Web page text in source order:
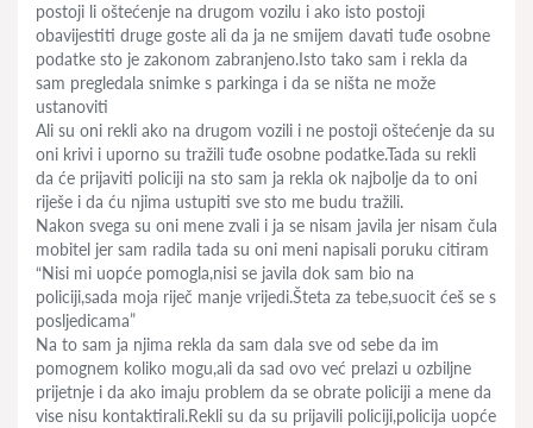
postoji li oštećenje na drugom vozilu i ako isto postoji
obavijestiti druge goste ali da ja ne smijem davati tuđe osobne
podatke sto je zakonom zabranjeno.Isto tako sam i rekla da
sam pregledala snimke s parkinga i da se ništa ne može
ustanoviti
Ali su oni rekli ako na drugom vozili i ne postoji oštećenje da su
oni krivi i uporno su tražili tuđe osobne podatke.Tada su rekli
da će prijaviti policiji na sto sam ja rekla ok najbolje da to oni
riješe i da ću njima ustupiti sve sto me budu tražili.
Nakon svega su oni mene zvali i ja se nisam javila jer nisam čula
mobitel jer sam radila tada su oni meni napisali poruku citiram
“Nisi mi uopće pomogla,nisi se javila dok sam bio na
policiji,sada moja riječ manje vrijedi.Šteta za tebe,suocit ćeš se s
posljedicama”
Na to sam ja njima rekla da sam dala sve od sebe da im
pomognem koliko mogu,ali da sad ovo već prelazi u ozbiljne
prijetnje i da ako imaju problem da se obrate policiji a mene da
vise nisu kontaktirali.Rekli su da su prijavili policiji,policija uopće